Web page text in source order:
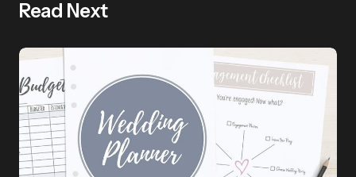
Read Next